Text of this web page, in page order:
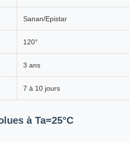
Sanan/Epistar
120°
3 ans
7 à 10 jours
à Ta=25°C